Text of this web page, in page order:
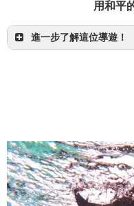
日本紅十字會水
猶豫就選這個！秘境
用和平
進一步了解這位導遊！